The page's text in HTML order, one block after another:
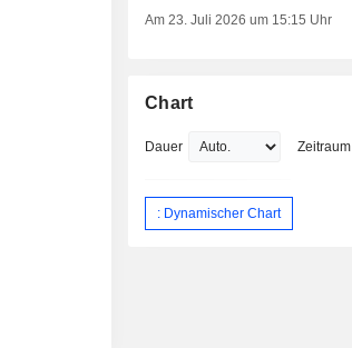
Am 23. Juli 2026 um 15:15 Uhr
Chart
Dauer Zeitraum
: Dynamischer Chart